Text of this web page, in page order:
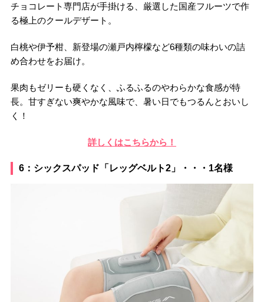
チョコレート専門店が手掛ける、厳選した国産フルーツで作
る極上のクールデザート。
白桃や伊予柑、新登場の瀬戸内檸檬など6種類の味わいの詰
め合わせをお届け。
果肉もゼリーも硬くなく、ふるふるのやわらかな食感が特
長。甘すぎない爽やかな風味で、暑い日でもつるんとおいし
く！
詳しくはこちらから！
6：シックスパッド「レッグベルト2」・・・1名様